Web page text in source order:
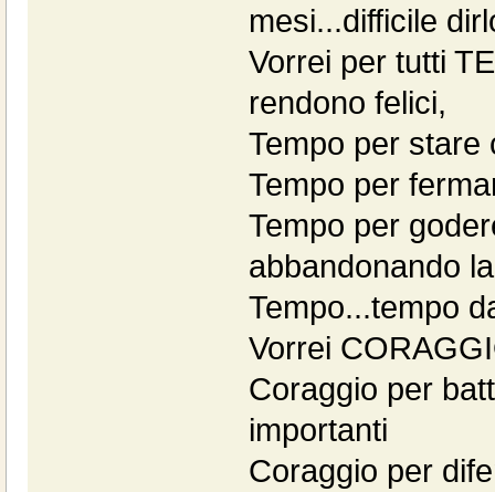
mesi...difficile
Vorrei per tutti
rendono felici,
Tempo per stare
Tempo per
Tempo per
abbandonando
Tempo...tempo
Vorrei
Coraggio per
importanti
Coraggio per